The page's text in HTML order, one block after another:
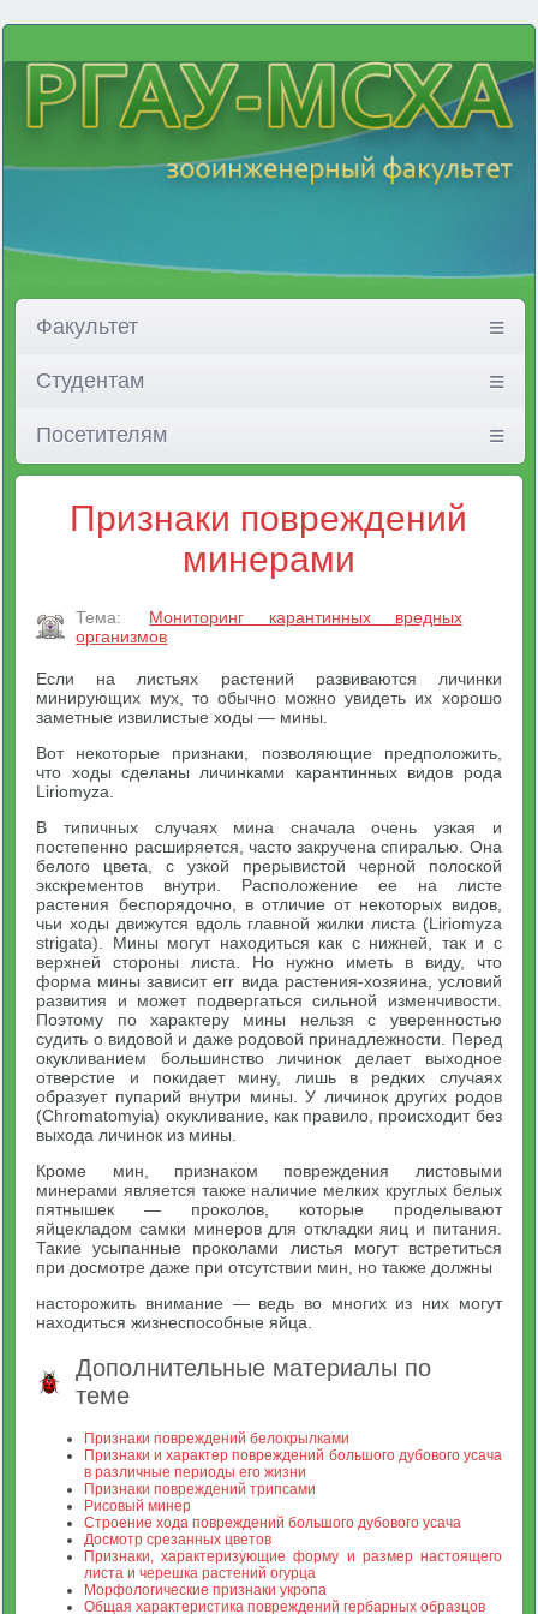
Факультет
Студентам
Посетителям
Признаки повреждений
минерами
Тема:
Мониторинг карантинных вредных
организмов
Если на листьях растений развиваются личинки
минирующих мух, то обычно можно увидеть их хорошо
заметные извилистые ходы — мины.
Вот некоторые признаки, позволяющие предположить,
что ходы сделаны личинками карантинных видов рода
Liriomyza.
В типичных случаях мина сначала очень узкая и
постепенно расширяется, часто закручена спиралью. Она
белого цвета, с узкой прерывистой черной полоской
экскрементов внутри. Расположение ее на листе
растения беспорядочно, в отличие от некоторых видов,
чьи ходы движутся вдоль главной жилки листа (Liriomyza
strigata). Мины могут находиться как с нижней, так и с
верхней стороны листа. Но нужно иметь в виду, что
форма мины зависит err вида растения-хозяина, условий
развития и может подвергаться сильной изменчивости.
Поэтому по характеру мины нельзя с уверенностью
судить о видовой и даже родовой принадлежности. Перед
окукливанием большинство личинок делает выходное
отверстие и покидает мину, лишь в редких случаях
образует пупарий внутри мины. У личинок других родов
(Chromatomyia) окукливание, как правило, происходит без
выхода личинок из мины.
Кроме мин, признаком повреждения листовыми
минерами является также наличие мелких круглых белых
пятнышек — проколов, которые проделывают
яйцекладом самки минеров для откладки яиц и питания.
Такие усыпанные проколами листья могут встретиться
при досмотре даже при отсутствии мин, но также должны
насторожить внимание — ведь во многих из них могут
находиться жизнеспособные яйца.
Дополнительные материалы по
теме
Признаки повреждений белокрылками
Признаки и характер повреждений большого дубового усача
в различные периоды его жизни
Признаки повреждений трипсами
Рисовый минер
Строение хода повреждений большого дубового усача
Досмотр срезанных цветов
Признаки, характеризующие форму и размер настоящего
листа и черешка растений огурца
Морфологические признаки укропа
Общая характеристика повреждений гербарных образцов